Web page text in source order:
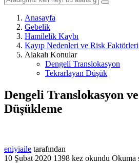
Anasayfa
Gebelik
Hamilelik Kaybı
Kayıp Nedenleri ve Risk Faktörleri
Alakalı Konular
Dengeli Translokasyon
Tekrarlayan Düşük
Dengeli Translokasyon
Düşükleme
eniyiaile tarafından
10 Şubat 2020 1398 kez okundu Okuma